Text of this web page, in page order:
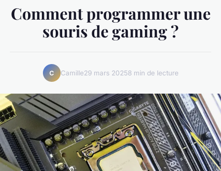
Comment programmer une
souris de gaming ?
C Camille29 mars 20258 min de lecture